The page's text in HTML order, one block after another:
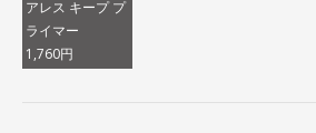
アレス キープ プ
ライマー
1,760円